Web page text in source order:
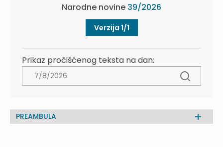
Narodne novine 39/2026
Verzija 1/1
Prikaz pročišćenog teksta na dan:
PREAMBULA